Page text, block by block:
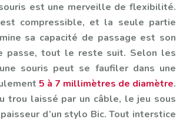
est une merveille de flexibilité.
compressible, et la seule partie
sa capacité de passage est son
passe, tout le reste suit. Selon les
souris peut se faufiler dans une
5 à 7 millimètres de diamètre.
trou laissé par un câble, le jeu sous
d’un stylo Bic. Tout interstice